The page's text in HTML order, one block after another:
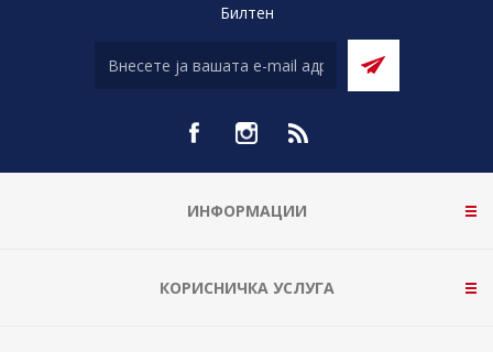
Билтен
ИНФОРМАЦИИ
КОРИСНИЧКА УСЛУГА